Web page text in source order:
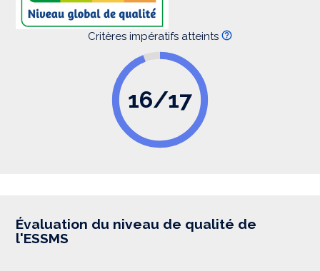
Critères impératifs atteints
16/17
Évaluation du niveau de qualité de
l'ESSMS